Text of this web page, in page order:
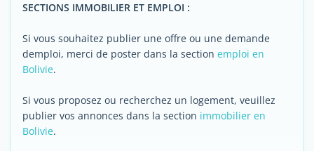
SECTIONS IMMOBILIER ET EMPLOI :
Si vous souhaitez publier une offre ou une demande
demploi, merci de poster dans la section emploi en
Bolivie.
Si vous proposez ou recherchez un logement, veuillez
publier vos annonces dans la section immobilier en
Bolivie.